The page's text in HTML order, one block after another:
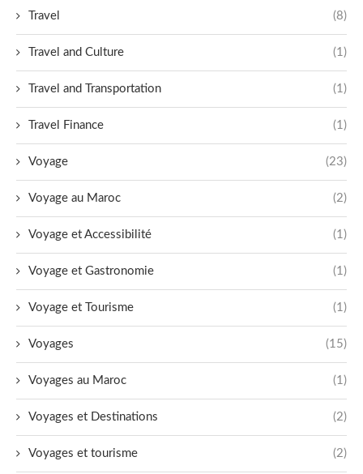
Travel (8)
Travel and Culture (1)
Travel and Transportation (1)
Travel Finance (1)
Voyage (23)
Voyage au Maroc (2)
Voyage et Accessibilité (1)
Voyage et Gastronomie (1)
Voyage et Tourisme (1)
Voyages (15)
Voyages au Maroc (1)
Voyages et Destinations (2)
Voyages et tourisme (2)